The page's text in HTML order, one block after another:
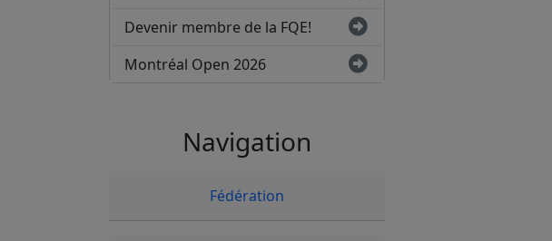
Devenir membre de la FQE!
Montréal Open 2026
Navigation
Fédération